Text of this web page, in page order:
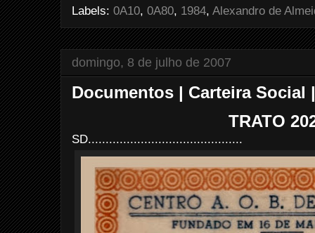
o
k
r
e
s
t
Labels: 0A10, 0A80, 1984, Alexandro de
domingo, 8 de julho de 2007
Documentos | Carteira Social
TRATO
SD............................................